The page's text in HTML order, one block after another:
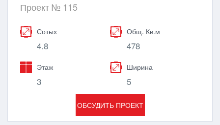
Проект № 115
Сотых
4.8
Общ. Кв.м
478
Этаж
3
Ширина
5
ОБСУДИТЬ ПРОЕКТ